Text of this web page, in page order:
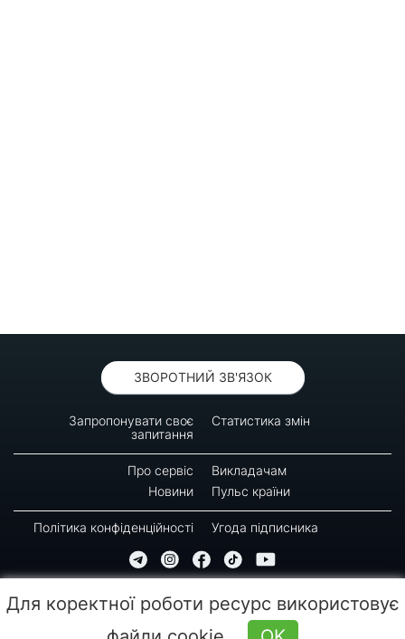
ЗВОРОТНИЙ ЗВ'ЯЗОК
Запропонувати своє
запитання
Статистика змін
Про сервіс
Викладачам
Новини
Пульс країни
Політика конфіденційності Угода підписника
Копіювання, передрук або використання матеріалів цієї сторінки для відтворення,
переносу на інші носії інформації заборонено. Час останнього оновлення: 10:20
Для коректної роботи ресурс використовує